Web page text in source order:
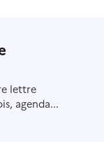
lettre
agenda...